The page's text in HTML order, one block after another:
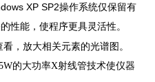
XP SP2操作系统仅保留有
性能，使程序更具灵活性。
看，放大相关元素的光谱图。
的大功率X射线管技术使仪器